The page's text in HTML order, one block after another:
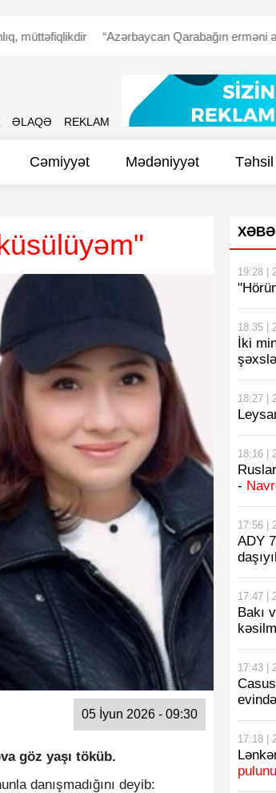
“Azərbaycan Qarabağın erməni əhalisinə
ƏLAQƏ REKLAM
Cəmiyyət Mədəniyyət Təhsil
05 İyun 2026 - 09:30
göz yaşı töküb.
danışmadığını deyib:
19:28 |
18:35 |
İki
18:27 |
18:16 |
-
17:56 |
ADY
17:47 |
Bakı
17:43 |
17:18 |